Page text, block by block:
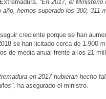
“En 2017, el
hemos superado los 300, 311
creciente porque se han
se han licitado cerca de 1.900
de media anual frente a los 21
en 2017 hubieran hecho
, ha asegurado el ministro.